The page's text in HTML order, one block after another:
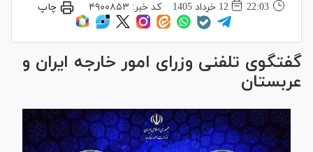
22:03
12 خرداد 1405 کد خبر: ۴۹۰۰۸۵۳ چاپ
گفتگوی تلفنی وزرای امور خارجه ایران و
عربستان